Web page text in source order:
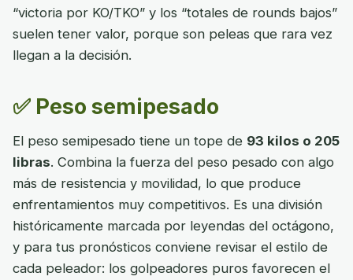
“victoria por KO/TKO” y los “totales de rounds bajos”
suelen tener valor, porque son peleas que rara vez
llegan a la decisión.
✅ Peso semipesado
El peso semipesado tiene un tope de 93 kilos o 205
libras. Combina la fuerza del peso pesado con algo
más de resistencia y movilidad, lo que produce
enfrentamientos muy competitivos. Es una división
históricamente marcada por leyendas del octágono,
y para tus pronósticos conviene revisar el estilo de
cada peleador: los golpeadores puros favorecen el